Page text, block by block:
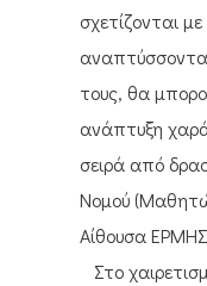
σχετίζονται
τους, θα
ανάπτυξη
σειρά από
Νομού
Αίθουσα
Στο